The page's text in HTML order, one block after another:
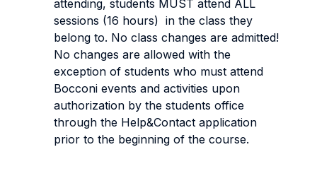
attending, students MUST attend ALL
sessions (16 hours) in the class they
belong to. No class changes are admitted!
No changes are allowed with the
exception of students who must attend
Bocconi events and activities upon
authorization by the students office
through the Help&Contact application
prior to the beginning of the course.